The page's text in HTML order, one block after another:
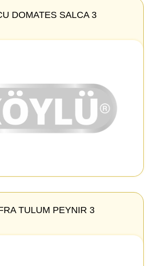
DOMATES SALCA 3
TULUM PEYNIR 3